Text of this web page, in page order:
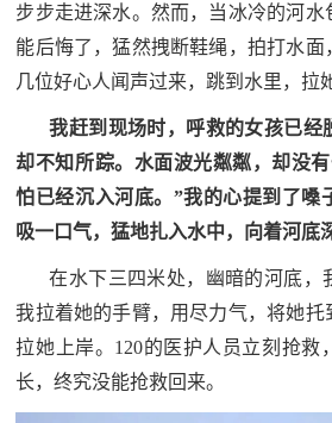
步步走进深水。然而，当冰冷的河
能后悔了，猛然拽断鞋绳，拍打水面
几位好心人闻声过来，跳到水里，拉
我赶到现场时，呼救的女孩已经
却不知所踪。水面波光粼粼，却没
怕已经沉入河底。”我的心提到了嗓
吸一口气，猛地扎入水中，向着河底
在水下三四米处，幽暗的河底，
我拉着她的手臂，用尽力气，将她托
拉她上岸。120的医护人员立刻抢救
长，终究没能抢救回来。